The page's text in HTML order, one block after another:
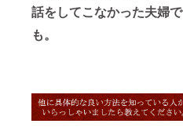
話をしてこなかった夫婦で
も。